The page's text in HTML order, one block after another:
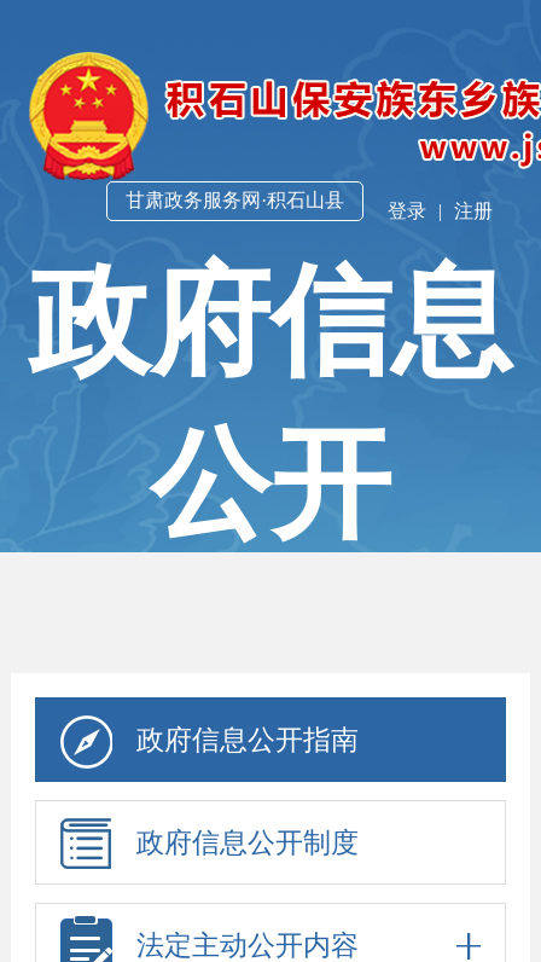
登录 | 注册
甘肃政务服务网·积石山县
政府信息
公开
政府信息公开指南
政府信息公开制度
法定主动公开内容